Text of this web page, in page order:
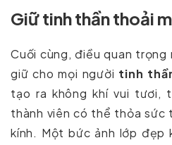
Giữ tinh thần thoải
Cuối cùng, điều quan trọng
giữ cho mọi người tinh
tạo ra không khí vui tươi,
thành viên có thể thỏa sức
kính. Một bức ảnh lớp đẹp